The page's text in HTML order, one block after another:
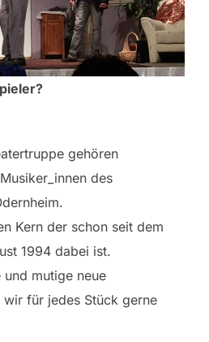
gehören
des
Kern der schon seit dem
1994 dabei ist.
mutige neue
wir für jedes Stück gerne